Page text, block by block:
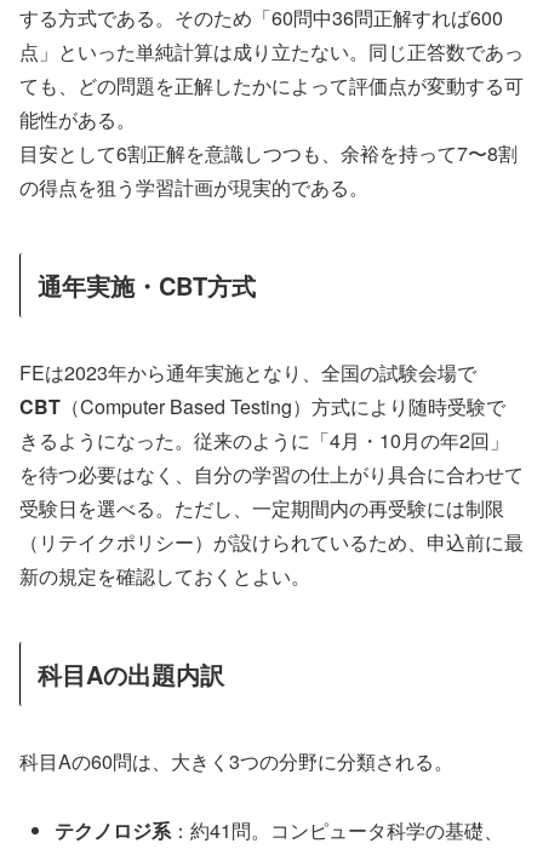
する方式である。そのため「60問中36問正解すれば600
点」といった単純計算は成り立たない。同じ正答数であっ
ても、どの問題を正解したかによって評価点が変動する可
能性がある。
目安として6割正解を意識しつつも、余裕を持って7〜8割
の得点を狙う学習計画が現実的である。
通年実施・CBT方式
FEは2023年から通年実施となり、全国の試験会場で
CBT （Computer Based Testing）方式により随時受験で
きるようになった。従来のように「4月・10月の年2回」
を待つ必要はなく、自分の学習の仕上がり具合に合わせて
受験日を選べる。ただし、一定期間内の再受験には制限
（リテイクポリシー）が設けられているため、申込前に最
新の規定を確認しておくとよい。
科目Aの出題内訳
科目Aの60問は、大きく3つの分野に分類される。
テクノロジ系：約41問。コンピュータ科学の基礎、